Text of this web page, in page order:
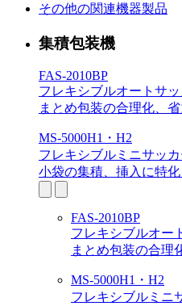
その他の関連機器製品
集積包装機
FAS-2010BP
フレキシブルオートサ
まとめ包装の合理化、
MS-5000H1・H2
フレキシブルミニサッカ
小袋の集積、挿入に特
FAS-2010BP
フレキシブルオー
まとめ包装の合理
MS-5000H1・H2
フレキシブルミニ